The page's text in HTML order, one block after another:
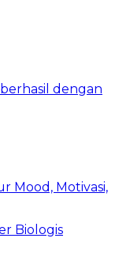
dengan
Mood, Motivasi,